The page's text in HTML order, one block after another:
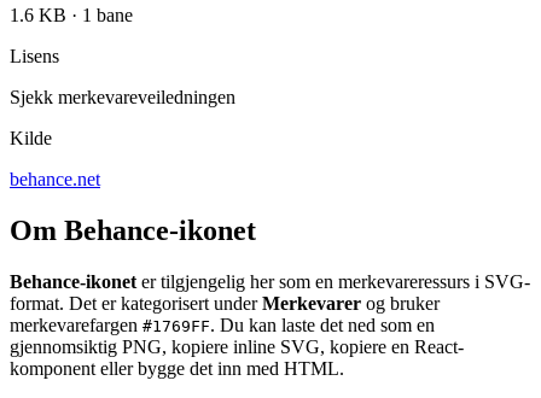
1.6 KB · 1 bane
Lisens
Sjekk merkevareveiledningen
Kilde
behance.net
Om Behance-ikonet
Behance-ikonet er tilgjengelig her som en merkevareressurs i SVG-
format. Det er kategorisert underMerkevarer og bruker
merkevarefargen #1769FF. Du kan laste det ned som en
gjennomsiktig PNG, kopiere inline SVG, kopiere en React-
komponent eller bygge det inn med HTML.